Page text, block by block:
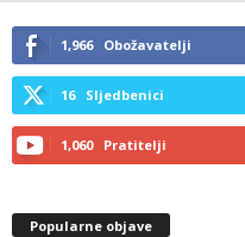
email…
1,966 Obožavatelji
16 Sljedbenici
1,060 Pratitelji
Popularne objave